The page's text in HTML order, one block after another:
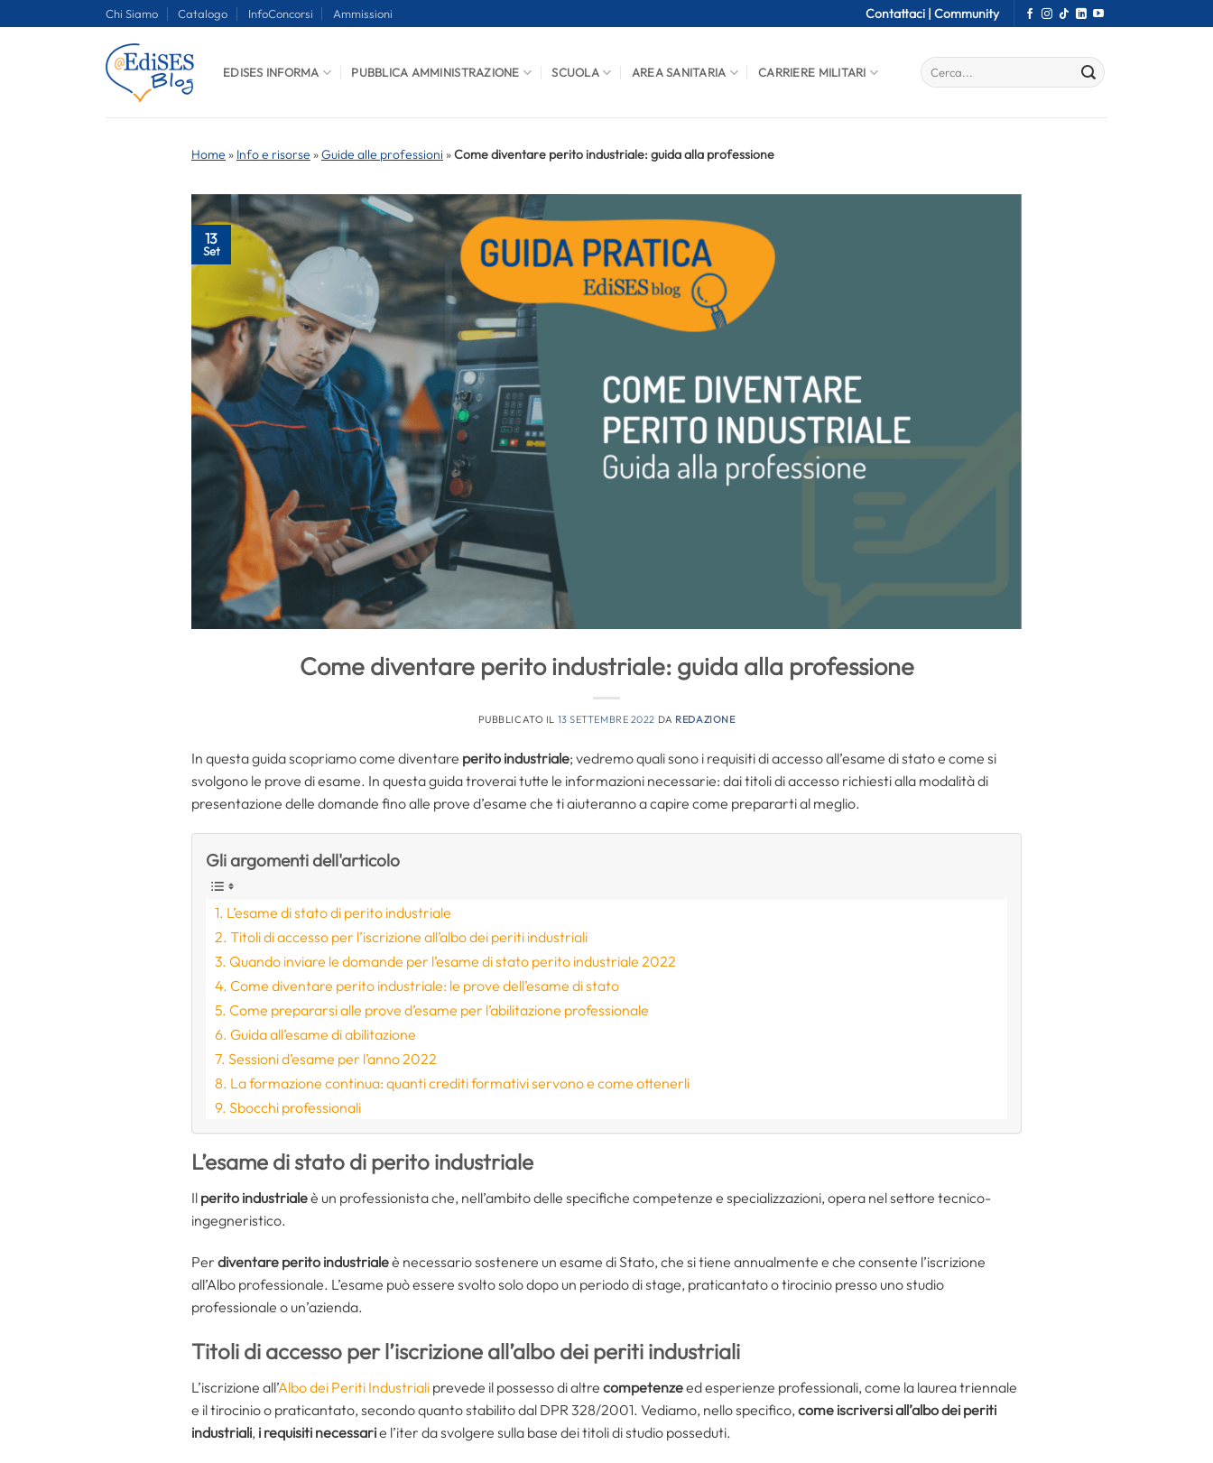
Chi Siamo Catalogo InfoConcorsi Ammissioni Contattaci | Community
EDISES INFORMA PUBBLICA AMMINISTRAZIONE SCUOLA AREA SANITARIA CARRIERE MILITARI
Home » Info e risorse »Guide alle professioni »Come diventare perito industriale: guida alla professione
13
Set
Come diventare perito industriale: guida alla professione
PUBBLICATO IL 13 SETTEMBRE 2022 DA REDAZIONE
In questa guida scopriamo come diventare perito industriale; vedremo quali sono i requisiti di accesso all’esame di stato e come si
svolgono le prove di esame. In questa guida troverai tutte le informazioni necessarie: dai titoli di accesso richiesti alla modalità di
presentazione delle domande fino alle prove d’esame che ti aiuteranno a capire come prepararti al meglio.
Gli argomenti dell'articolo
L’esame di stato di perito industriale
Titoli di accesso per l’iscrizione all’albo dei periti industriali
Quando inviare le domande per l’esame di stato perito industriale 2022
Come diventare perito industriale: le prove dell’esame di stato
Come prepararsi alle prove d’esame per l’abilitazione professionale
Guida all’esame di abilitazione
Sessioni d’esame per l’anno 2022
La formazione continua: quanti crediti formativi servono e come ottenerli
Sbocchi professionali
L’esame di stato di perito industriale
Il perito industrialeè un professionista che, nell’ambito delle specifiche competenze e specializzazioni, opera nel settore tecnico-
ingegneristico.
Per diventare perito industrialeè necessario sostenere un esame di Stato, che si tiene annualmente e che consente l’iscrizione
all’Albo professionale. L’esame può essere svolto solo dopo un periodo di stage, praticantato o tirocinio presso uno studio
professionale o un’azienda.
Titoli di accesso per l’iscrizione all’albo dei periti industriali
L’iscrizione all’Albo dei Periti Industriali prevede il possesso di altre competenzeed esperienze professionali, come la laurea triennale
e il tirocinio o praticantato, secondo quanto stabilito dal DPR 328/2001. Vediamo, nello specifico, come iscriversi all’albo dei periti
industriali, i requisiti necessarie l’iter da svolgere sulla base dei titoli di studio posseduti.